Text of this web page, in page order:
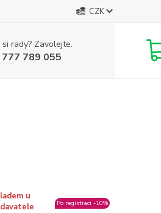
CZK
rady? Zavolejte.
789 055
u
Po registraci -10%